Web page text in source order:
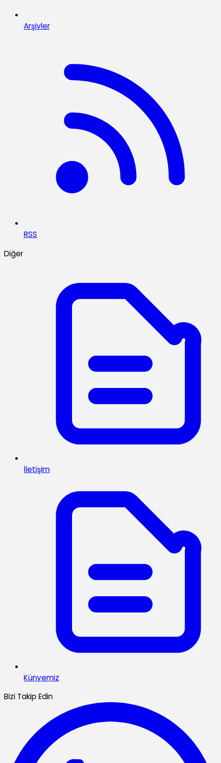
Arşivler
RSS
Diğer
İletişim
Künyemiz
Bizi Takip Edin